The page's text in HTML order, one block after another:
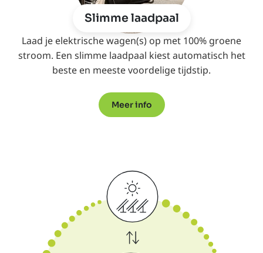
Slimme laadpaal
Laad je elektrische wagen(s) op met 100% groene
stroom. Een slimme laadpaal kiest automatisch het
beste en meeste voordelige tijdstip.
Meer info